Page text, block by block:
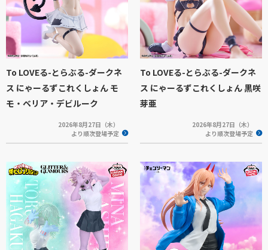
To LOVEる-とらぶる-ダークネ
ス にゃーるずこれくしょん モ
モ・ベリア・デビルーク
2026年8月27日（木）
より順次登場予定
To LOVEる-とらぶる-ダークネ
ス にゃーるずこれくしょん 黒咲
芽亜
2026年8月27日（木）
より順次登場予定